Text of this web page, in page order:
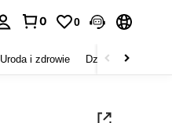
0 0
Uroda i zdrowie Dzieci